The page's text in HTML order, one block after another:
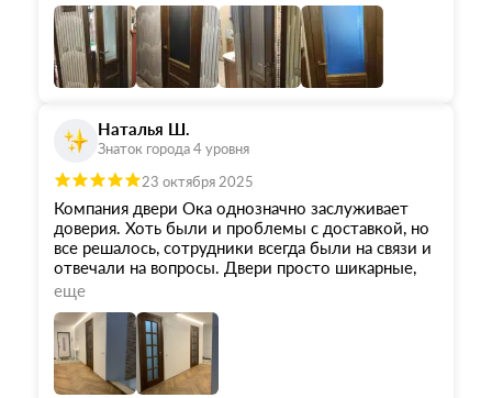
все аккуратно сделано, учтены пожелания,
работают со строительным пылесосом, что
снижает значительно количество пыли и грязи.
Большая благодарность компании "ОКА"
Наталья Ш.
Знаток города 4 уровня
23 октября 2025
Компания двери Ока однозначно заслуживает
доверия. Хоть были и проблемы с доставкой, но
все решалось, сотрудники всегда были на связи и
отвечали на вопросы. Двери просто шикарные,
качество на высоте, цена для массива более чем
адекватная. Ребята, которые устанавливали
полотна мастера высокого профессионализма,
приехали минута в минуту на установку, с
прекрасным оборудованием. Все очень
качественно сделали. Спасибо компании Ока и
еще